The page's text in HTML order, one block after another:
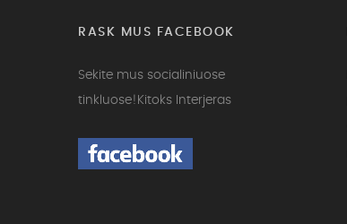
RASK MUS FACEBOOK
Sekite mus socialiniuose
tinkluose! Kitoks Interjeras